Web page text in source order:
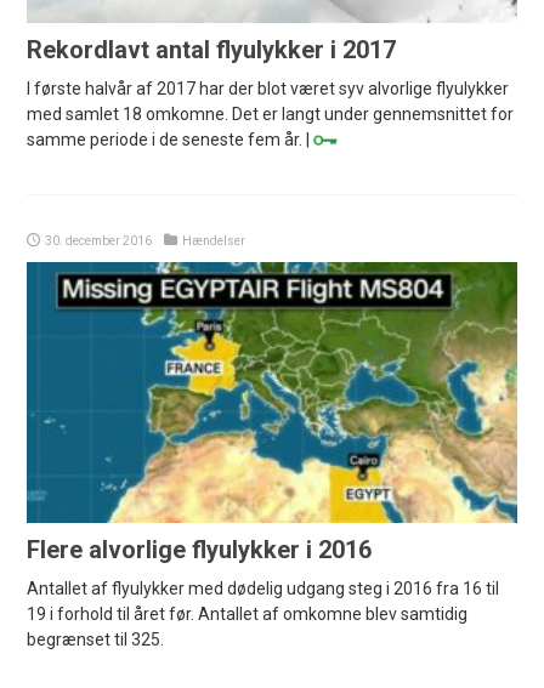
Rekordlavt antal flyulykker i 2017
I første halvår af 2017 har der blot været syv alvorlige flyulykker
med samlet 18 omkomne. Det er langt under gennemsnittet for
samme periode i de seneste fem år. |
30. december 2016 Hændelser
Flere alvorlige flyulykker i 2016
Antallet af flyulykker med dødelig udgang steg i 2016 fra 16 til
19 i forhold til året før. Antallet af omkomne blev samtidig
begrænset til 325.